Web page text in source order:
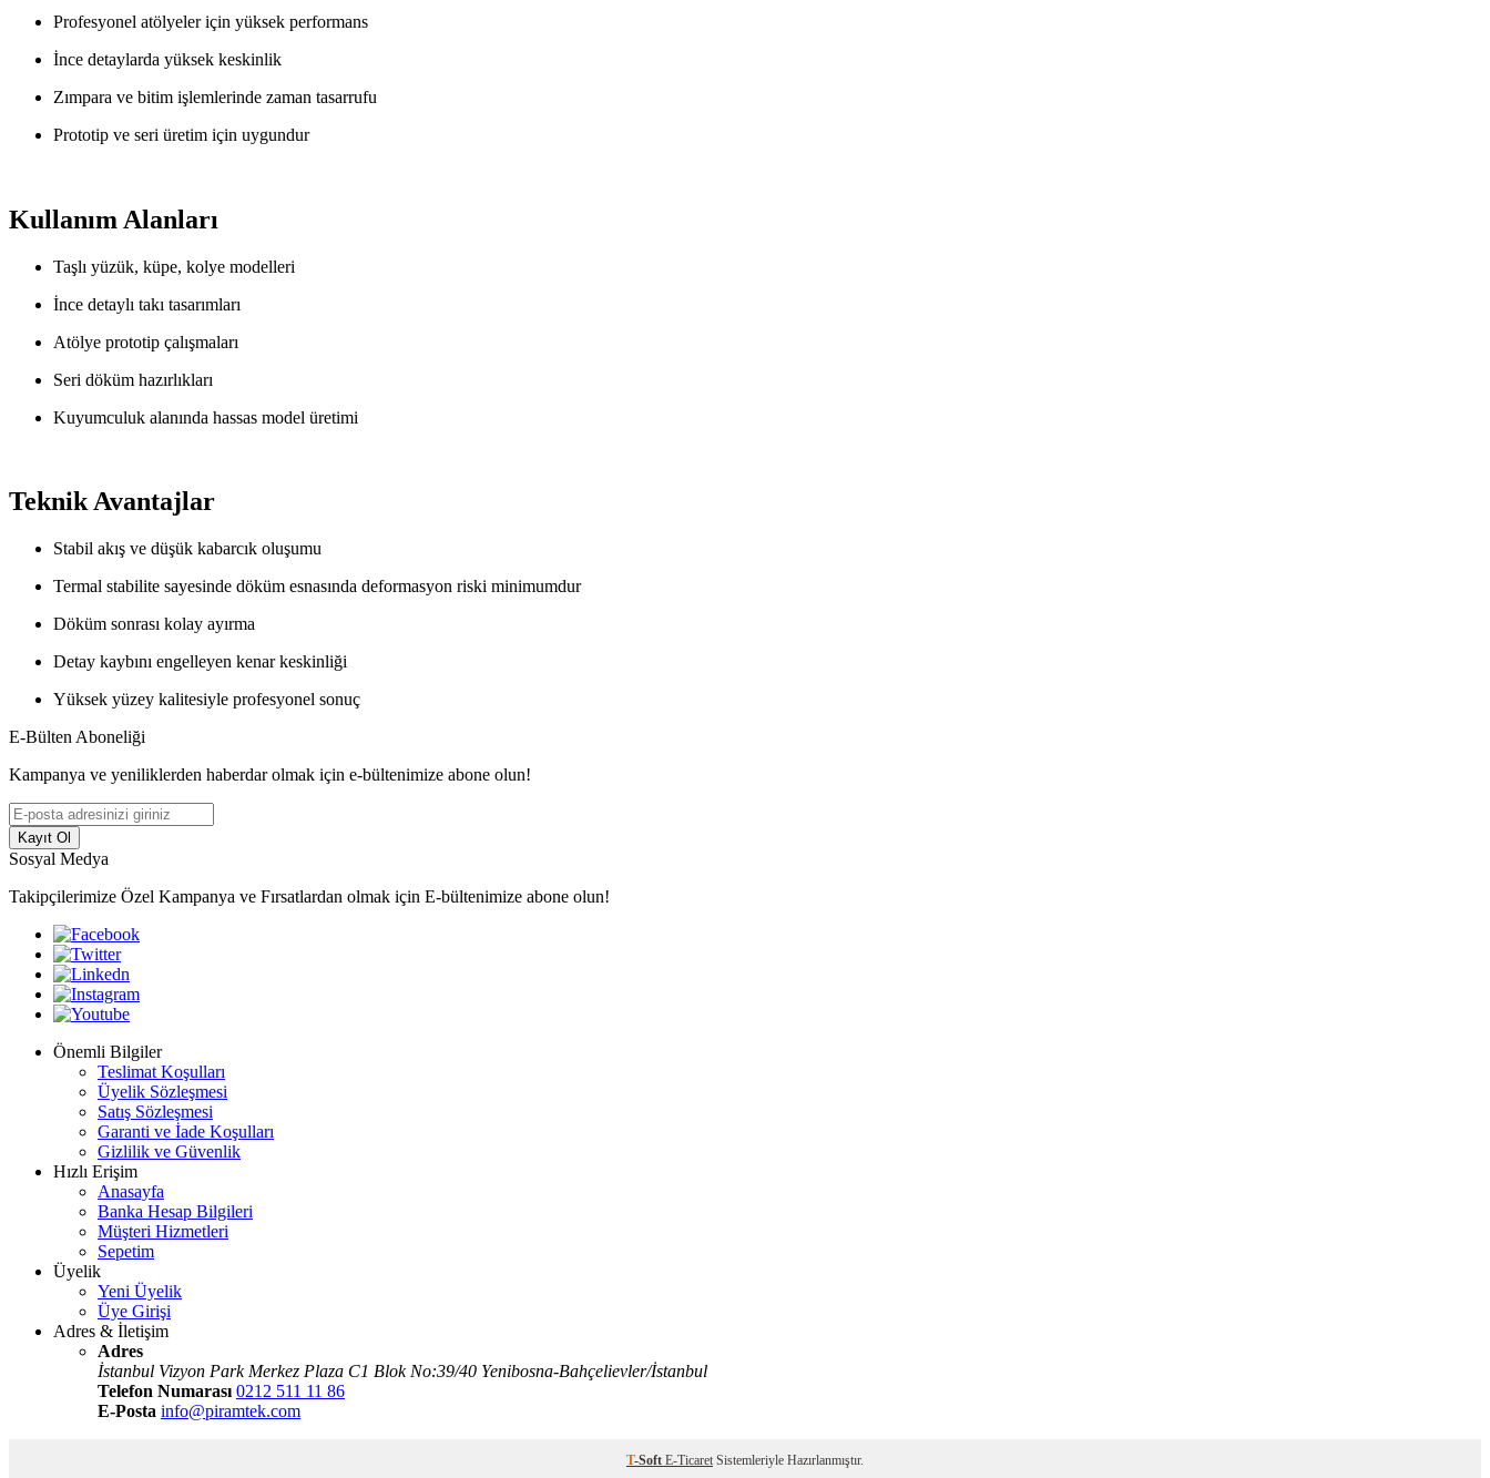
Profesyonel atölyeler için yüksek performans
İnce detaylarda yüksek keskinlik
Zımpara ve bitim işlemlerinde zaman tasarrufu
Prototip ve seri üretim için uygundur
Kullanım Alanları
Taşlı yüzük, küpe, kolye modelleri
İnce detaylı takı tasarımları
Atölye prototip çalışmaları
Seri döküm hazırlıkları
Kuyumculuk alanında hassas model üretimi
Teknik Avantajlar
Stabil akış ve düşük kabarcık oluşumu
Termal stabilite sayesinde döküm esnasında deformasyon riski minimumdur
Döküm sonrası kolay ayırma
Detay kaybını engelleyen kenar keskinliği
Yüksek yüzey kalitesiyle profesyonel sonuç
E-Bülten Aboneliği
Kampanya ve yeniliklerden haberdar olmak için e-bültenimize abone olun!
Kayıt Ol
Sosyal Medya
Takipçilerimize Özel Kampanya ve Fırsatlardan olmak için E-bültenimize abone olun!
Önemli Bilgiler
Teslimat Koşulları
Üyelik Sözleşmesi
Satış Sözleşmesi
Garanti ve İade Koşulları
Gizlilik ve Güvenlik
Hızlı Erişim
Anasayfa
Banka Hesap Bilgileri
Müşteri Hizmetleri
Sepetim
Üyelik
Yeni Üyelik
Üye Girişi
Adres & İletişim
Adres
İstanbul Vizyon Park Merkez Plaza C1 Blok No:39/40 Yenibosna-Bahçelievler/İstanbul
Telefon Numarası 0212 511 11 86
E-Posta info@piramtek.com
T-Soft E-Ticaret Sistemleriyle Hazırlanmıştır.